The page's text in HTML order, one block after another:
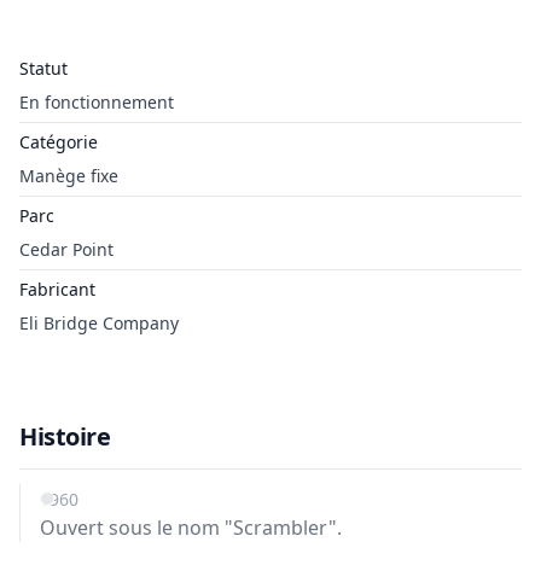
Statut
En fonctionnement
Catégorie
Manège fixe
Parc
Cedar Point
Fabricant
Eli Bridge Company
Histoire
1960
Ouvert sous le nom "Scrambler".